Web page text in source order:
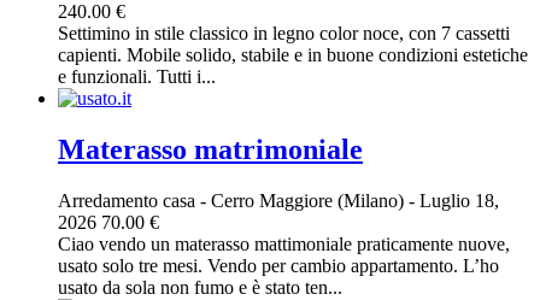
240.00 €
Settimino in stile classico in legno color noce, con 7 cassetti
capienti. Mobile solido, stabile e in buone condizioni estetiche
e funzionali. Tutti i...
Materasso matrimoniale
Arredamento casa - Cerro Maggiore (Milano) - Luglio 18,
2026 70.00 €
Ciao vendo un materasso mattimoniale praticamente nuove,
usato solo tre mesi. Vendo per cambio appartamento. L’ho
usato da sola non fumo e è stato ten...